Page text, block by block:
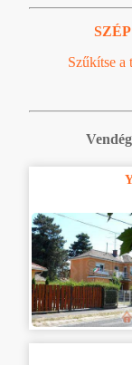
Szűkítse a